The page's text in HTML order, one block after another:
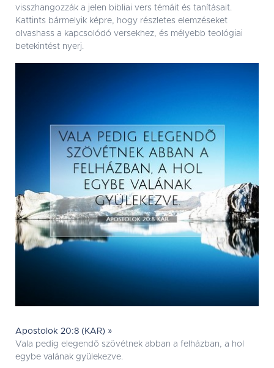
visszhangozzák a jelen bibliai vers témáit és tanításait.
Kattints bármelyik képre, hogy részletes elemzéseket
olvashass a kapcsolódó versekhez, és mélyebb teológiai
betekintést nyerj.
Apostolok 20:8 (KAR) »
Vala pedig elegendõ szövétnek abban a felházban, a hol
egybe valának gyülekezve.